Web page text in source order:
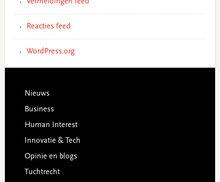
Reacties feed
WordPress.org
Footer
Nieuws
Business
Human Interest
Innovatie & Tech
Opinie en blogs
Tuchtrecht